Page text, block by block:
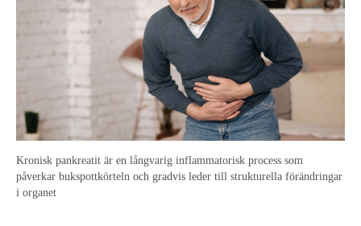
Kronisk pankreatit är en långvarig inflammatorisk process som
påverkar bukspottkörteln och gradvis leder till strukturella förändringar
i organet